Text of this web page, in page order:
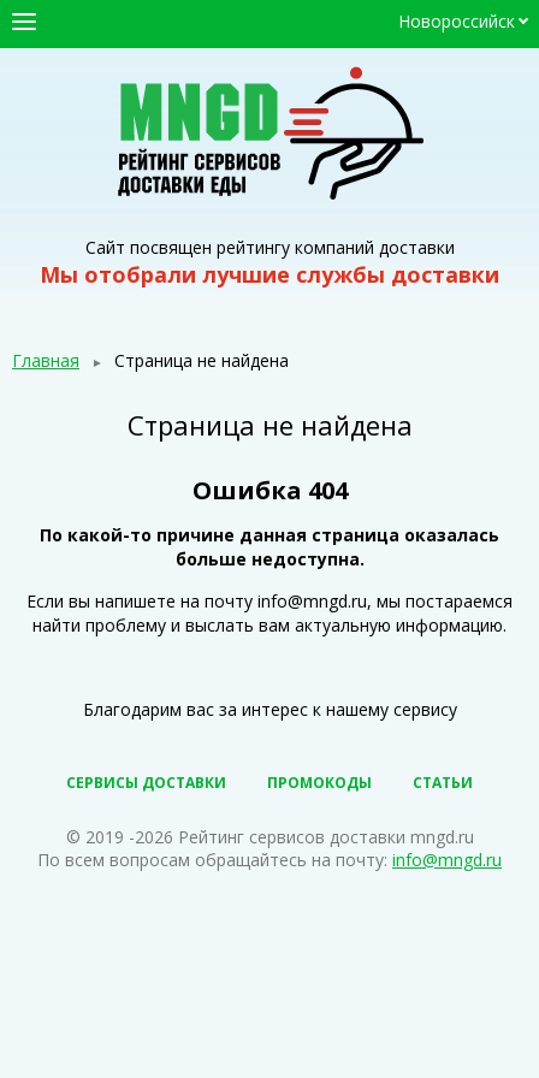
Сайт посвящен рейтингу компаний доставки
Мы отобрали лучшие службы доставки
СЕРВИСЫ ДОСТАВКИ
ПРОМОКОДЫ
СТАТЬИ
Главная Страница не найдена
Страница не найдена
Ошибка 404
По какой-то причине данная страница оказалась
больше недоступна.
Если вы напишете на почту info@mngd.ru, мы постараемся
найти проблему и выслать вам актуальную информацию.
Благодарим вас за интерес к нашему сервису
СЕРВИСЫ ДОСТАВКИ ПРОМОКОДЫ СТАТЬИ
© 2019 -2026 Рейтинг сервисов доставки mngd.ru
По всем вопросам обращайтесь на почту: info@mngd.ru
Новороссийск